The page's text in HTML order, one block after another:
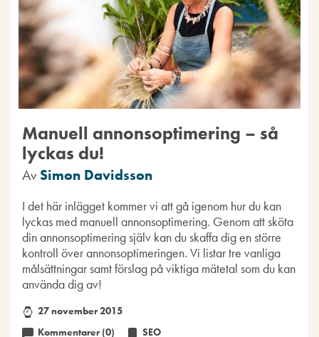
Manuell annonsoptimering – så
lyckas du!
Av Simon Davidsson
I det här inlägget kommer vi att gå igenom hur du kan
lyckas med manuell annonsoptimering. Genom att sköta
din annonsoptimering själv kan du skaffa dig en större
kontroll över annonsoptimeringen. Vi listar tre vanliga
målsättningar samt förslag på viktiga mätetal som du kan
använda dig av!
27 november 2015
Kommentarer (0)
SEO